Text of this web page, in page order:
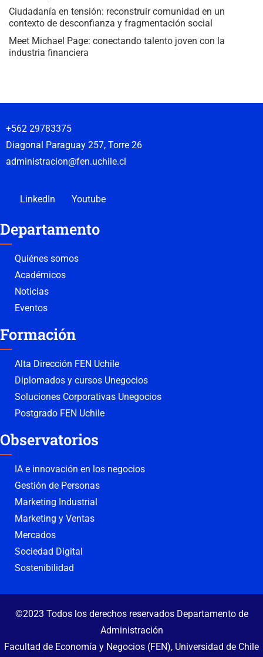
Ciudadanía en tensión: reconstruir comunidad en un
contexto de desconfianza y fragmentación social
Meet Michael Page: conectando talento joven con la
industria financiera
+562 29783375
Diagonal Paraguay 257, Torre 26
administracion@fen.uchile.cl
LinkedIn Youtube
Departamento
Quiénes somos
Académicos
Noticias
Eventos
Formación
Alta Dirección FEN Uchile
Diplomados y cursos Unegocios
Soluciones Corporativas Unegocios
Postgrado FEN Uchile
Observatorios
IA e innovación en los negocios
Gestión de Personas
Marketing Industrial
Marketing y Ventas
Mercados
Sociedad Digital
Sostenibilidad
©2023 Todos los derechos reservados Departamento de
Administración
Facultad de Economía y Negocios (FEN), Universidad de Chile